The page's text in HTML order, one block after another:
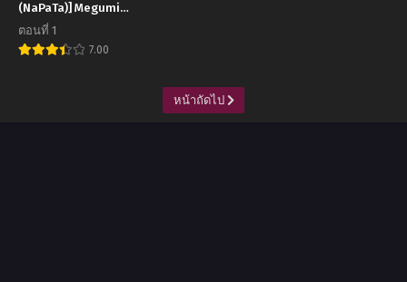
(NaPaTa)] Megumi-
ppoi no! (Saenai
Heroine no
Sodatekata)
ตอนที่ 1
7.00
หน้าถัดไป